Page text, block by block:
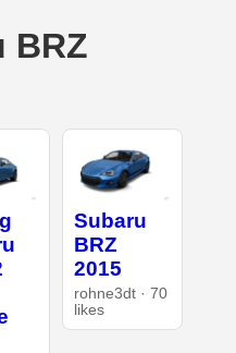
BRZ
Subaru
BRZ
2015
rohne3dt · 70
likes